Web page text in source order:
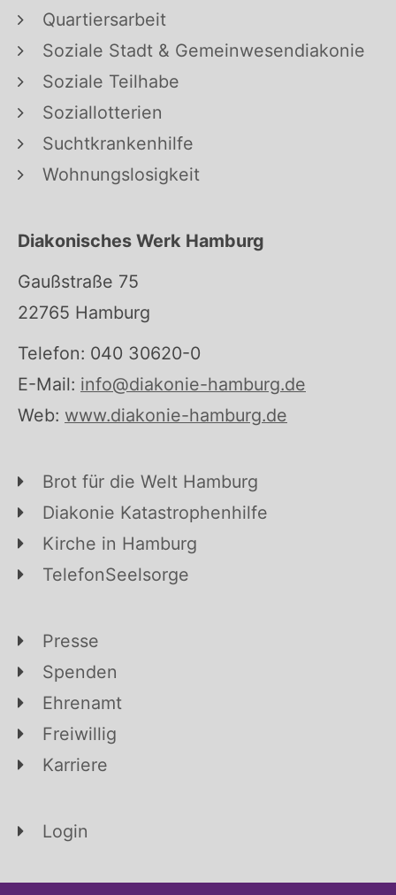
Quartiersarbeit
Soziale Stadt & Gemeinwesendiakonie
Soziale Teilhabe
Soziallotterien
Suchtkrankenhilfe
Wohnungslosigkeit
Diakonisches Werk Hamburg
Gaußstraße 75
22765 Hamburg
Telefon: 040 30620-0
E-Mail: info@diakonie-hamburg.de
Web: www.diakonie-hamburg.de
Brot für die Welt Hamburg
Diakonie Katastrophenhilfe
Kirche in Hamburg
TelefonSeelsorge
Presse
Spenden
Ehrenamt
Freiwillig
Karriere
Login